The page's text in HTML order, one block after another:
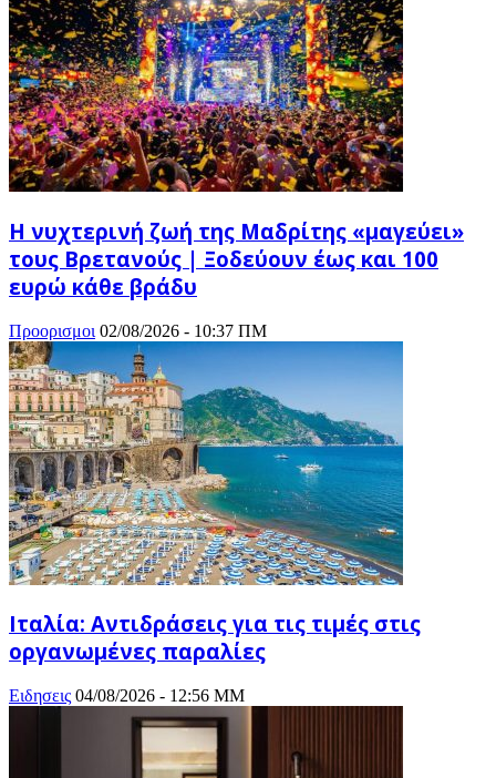
Η νυχτερινή ζωή της Μαδρίτης «μαγεύει»
τους Βρετανούς | Ξοδεύουν έως και 100
ευρώ κάθε βράδυ
Προορισμοι 02/08/2026 - 10:37 ΠΜ
Ιταλία: Αντιδράσεις για τις τιμές στις
οργανωμένες παραλίες
Ειδησεις 04/08/2026 - 12:56 ΜΜ